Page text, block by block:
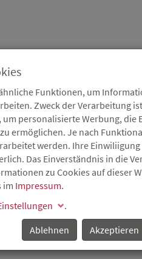
Service Aktuelles
am Absatzmarkt).
Funktionen, um
Zweck der Verarbeitung
personalisierte Werbung, die
ermöglichen. Je nach
werden. Ihre
Das Einverständnis in die
zu Cookies auf dieser
im Impressum.
.
Ablehnen
Akzeptieren